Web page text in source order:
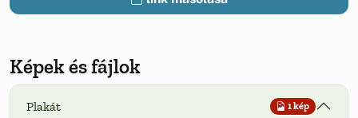
Képek és fájlok
Plakát 1 kép